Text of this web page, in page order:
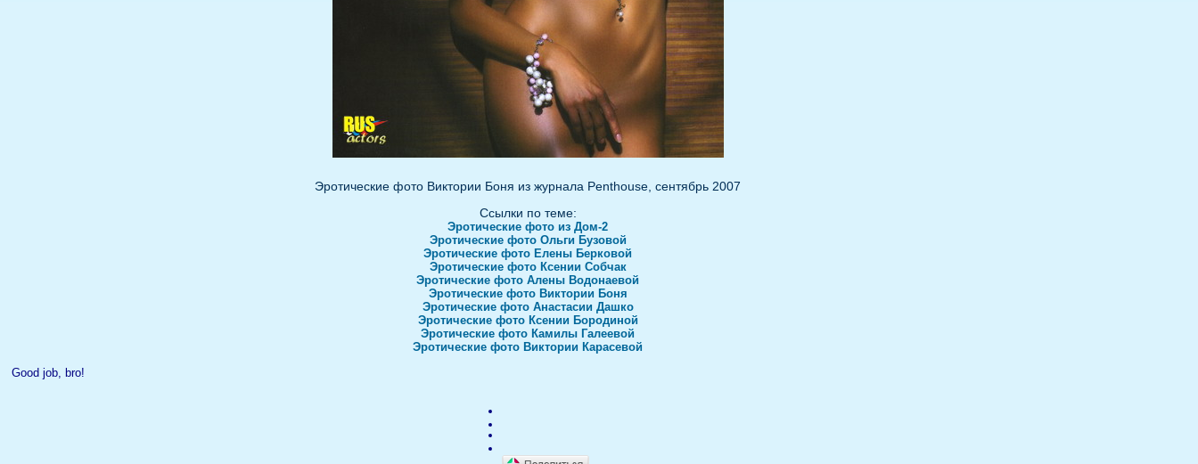
Эротические фото Виктории Боня из журнала Penthouse, сентябрь 2007
Ссылки по теме:
Эротические фото из Дом-2
Эротические фото Ольги Бузовой
Эротические фото Елены Берковой
Эротические фото Ксении Собчак
Эротические фото Алены Водонаевой
Эротические фото Виктории Боня
Эротические фото Анастасии Дашко
Эротические фото Ксении Бородиной
Эротические фото Камилы Галеевой
Эротические фото Виктории Карасевой
Good job, bro!